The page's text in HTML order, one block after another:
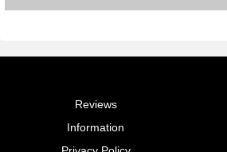
Reviews
Information